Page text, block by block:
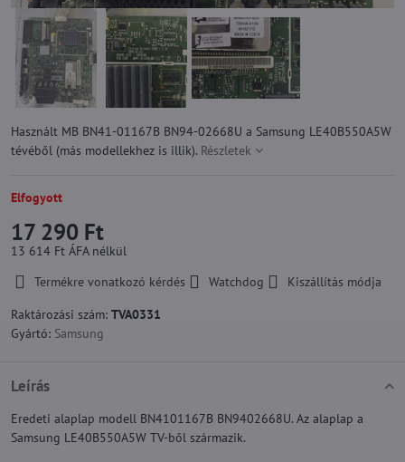
Használt MB BN41-01167B BN94-02668U a Samsung LE40B550A5W
tévéből (más modellekhez is illik). Részletek
Elfogyott
17 290 Ft
13 614 Ft ÁFA nélkül
Termékre vonatkozó kérdés
Watchdog
Kiszállítás módja
Raktározási szám: TVA0331
Gyártó: Samsung
Leírás
Eredeti alaplap modell BN4101167B BN9402668U. Az alaplap a
Samsung LE40B550A5W TV-ből származik.